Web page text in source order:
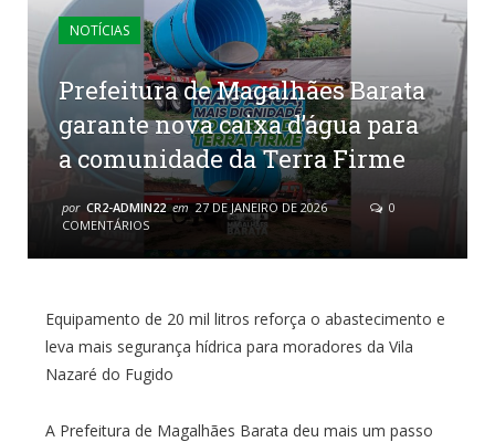
NOTÍCIAS
Prefeitura de Magalhães Barata
garante nova caixa d’água para
a comunidade da Terra Firme
por CR2-ADMIN22 em 27 DE JANEIRO DE 2026
0
COMENTÁRIOS
Equipamento de 20 mil litros reforça o abastecimento e
leva mais segurança hídrica para moradores da Vila
Nazaré do Fugido
A Prefeitura de Magalhães Barata deu mais um passo